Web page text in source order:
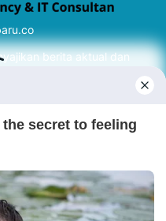
berita aktual dan
sumber yang tepat.